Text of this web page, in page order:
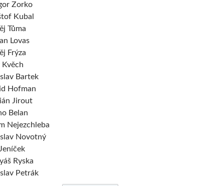
Zorko
Kubal
Tůma
Lovas
Frýza
Kvěch
Bartek
Hofman
Jirout
Belan
Nejezchleba
Novotný
Ryska
Petrák